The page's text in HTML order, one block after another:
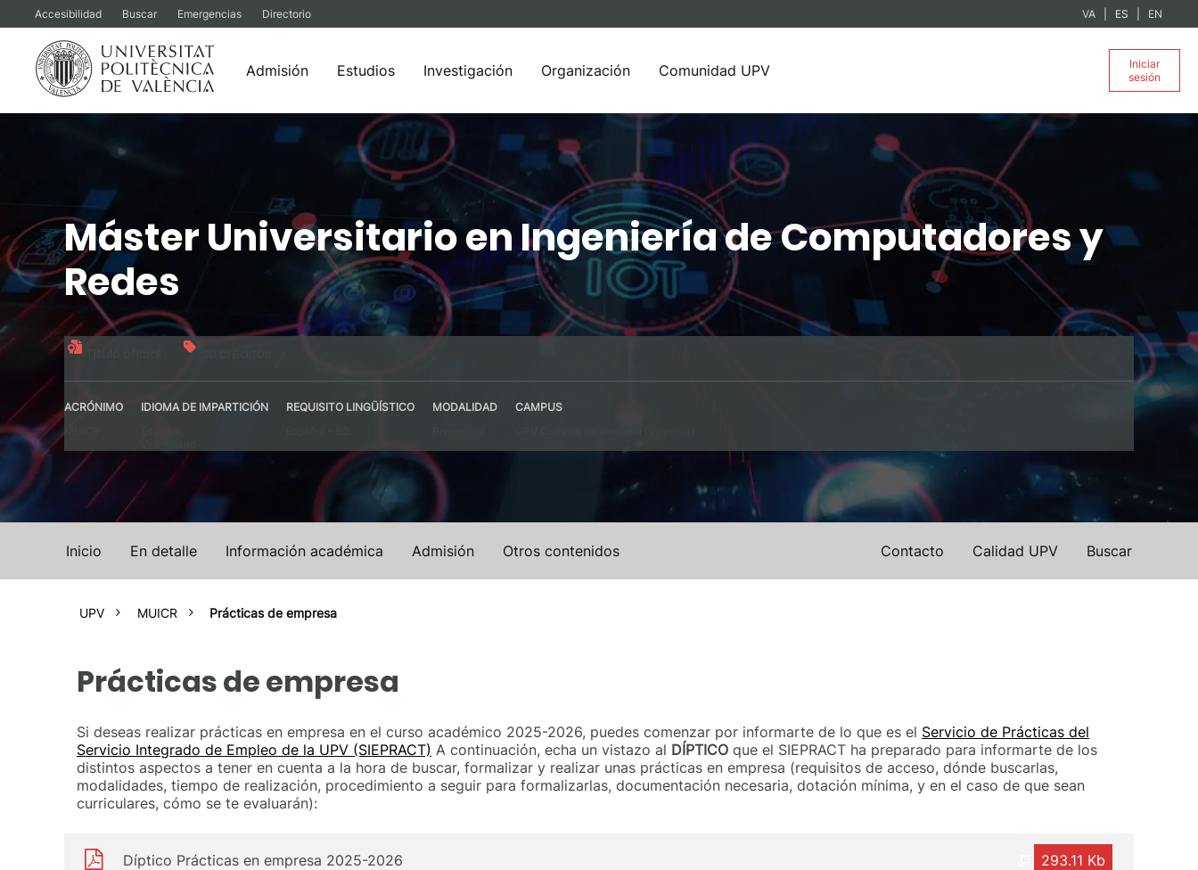
Accesibilidad Buscar Emergencias Directorio VA ES EN
Admisión Estudios Investigación Organización Comunidad UPV
Iniciar
sesión
Máster Universitario en Ingeniería de Computadores y
Redes
ACRÓNIMO
IDIOMA DE IMPARTICIÓN
REQUISITO LINGÜÍSTICO
MODALIDAD
CAMPUS
Inicio En detalle Información académica Admisión Otros contenidos Buscar
Calidad UPV
Contacto
UPV MUICR Prácticas de empresa
Prácticas de empresa
Si deseas realizar prácticas en empresa en el curso académico 2025-2026, puedes comenzar por informarte de lo que es el Servicio de Prácticas del
Servicio Integrado de Empleo de la UPV (SIEPRACT) A continuación, echa un vistazo al DÍPTICO que el SIEPRACT ha preparado para informarte de los
distintos aspectos a tener en cuenta a la hora de buscar, formalizar y realizar unas prácticas en empresa (requisitos de acceso, dónde buscarlas,
modalidades, tiempo de realización, procedimiento a seguir para formalizarlas, documentación necesaria, dotación mínima, y en el caso de que sean
curriculares, cómo se te evaluarán):
293.11 Kb
Díptico Prácticas en empresa 2025-2026